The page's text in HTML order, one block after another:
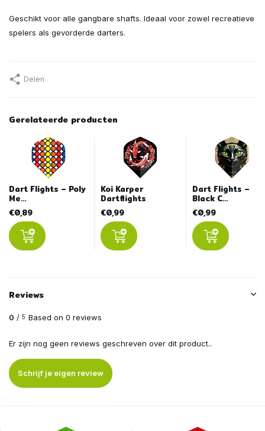
Geschikt voor alle gangbare shafts. Ideaal voor zowel recreatieve
spelers als gevorderde darters.
Delen
Gerelateerde producten
Dart Flights – Poly
Me...
€0,89
Koi Karper
Dartflights
€0,99
Dart Flights –
Black C...
€0,99
Reviews
0 / 5 Based on 0 reviews
Er zijn nog geen reviews geschreven over dit product..
Schrijf je eigen review